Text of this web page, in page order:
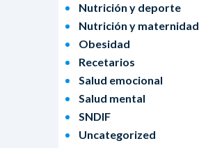
Nutrición y deporte
Nutrición y maternidad
Obesidad
Recetarios
Salud emocional
Salud mental
SNDIF
Uncategorized